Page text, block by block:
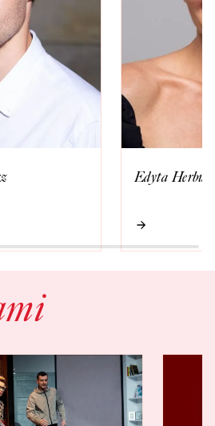
Edyta Herbuś